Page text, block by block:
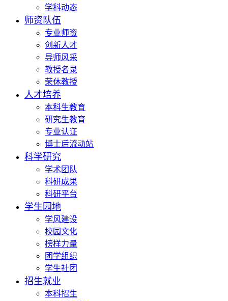
学科动态
师资队伍
专业师资
创新人才
导师风采
教授名录
荣休教授
人才培养
本科生教育
研究生教育
专业认证
博士后流动站
科学研究
学术团队
科研成果
科研平台
学生园地
学风建设
校园文化
榜样力量
团学组织
学生社团
招生就业
本科招生